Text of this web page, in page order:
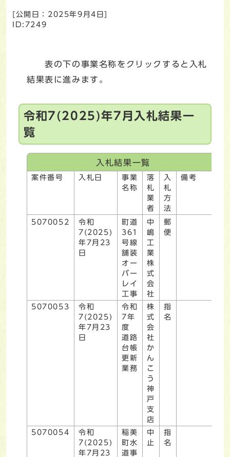
[公開日： 2025年9月4日]
ID:7249
表の下の事業名称をクリックすると入札
結果表に進みます。
令和7(2025)年7月入札結果一
覧
入札結果一覧
案件番号 入札日
事業
名称
落
札
業
者
入
札
方
法
備考
5070052
令和
7(2025)
年7月23
日
町道
361
号線
舗装
オー
バー
レイ
工事
中
嶋
工
業
株
式
会
社
郵
便
5070053
令和
7(2025)
年7月23
日
令和
7年
度
道路
台帳
更新
業務
株
式
会
社
か
ん
こ
う
神
戸
支
店
指
名
5070054
令和
7(2025)
年7月23
稲美
町水
道事
中
止
指
名